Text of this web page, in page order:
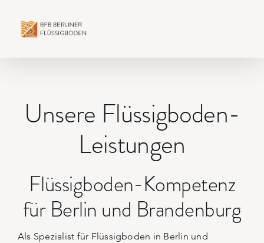
content
Unsere Flüssigboden-
Leistungen
Flüssigboden-Kompetenz
für Berlin und Brandenburg
Als Spezialist für Flüssigboden in Berlin und